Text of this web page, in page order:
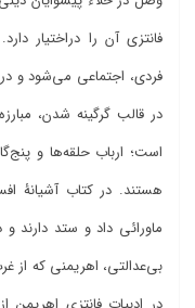
فانتزی آن را دراختیار
فردی، اجتماعی میشود و
در قالب گرگینه شدن،
است؛ ارباب حلقهها و پنج
هستند. در کتاب آشیانۀ
ماورائی داد و ستد دارند
بیعدالتی، اهریمنی که از